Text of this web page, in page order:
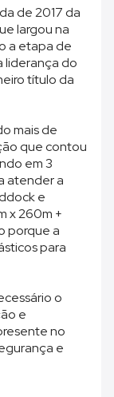
de 2017 da
largou na
a etapa de
liderança do
título da
mais de
que contou
em 3
atender a
e
x 260m +
porque a
para
o
e
no
e